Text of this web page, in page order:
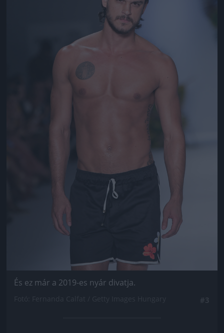
És ez már a 2019-es nyár divatja.